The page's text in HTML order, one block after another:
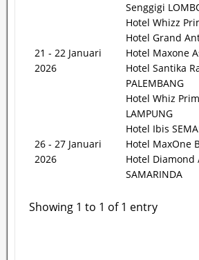
21 - 22 Januari
2026
26 - 27 Januari
2026
Senggigi
Hotel Whizz
Hotel Grand
Hotel Maxone
Hotel Santika
PALEMBANG
Hotel Whiz
LAMPUNG
Hotel Ibis
Hotel MaxOne
Hotel Diamond
SAMARINDA
Showing 1 to 1 of 1 entry